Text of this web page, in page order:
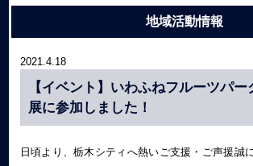
地域活動情報
2021.4.18
【イベント】いわふねフルーツパ
展に参加しました！
日頃より、栃木シティへ熱いご支援・ご声援誠